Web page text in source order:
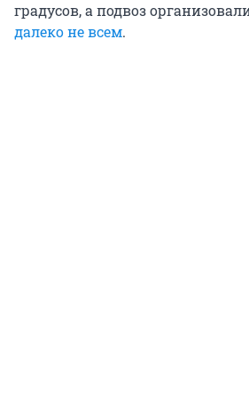
градусов, а подвоз
далеко не всем.